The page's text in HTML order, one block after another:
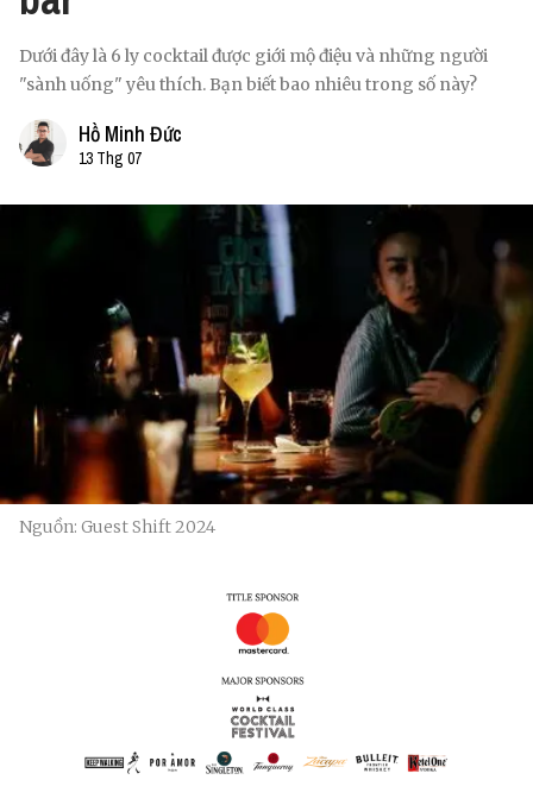
Dưới đây là 6 ly cocktail được giới mộ điệu và những người
"sành uống" yêu thích. Bạn biết bao nhiêu trong số này?
Hồ Minh Đức
13 Thg 07
Nguồn: Guest Shift 2024